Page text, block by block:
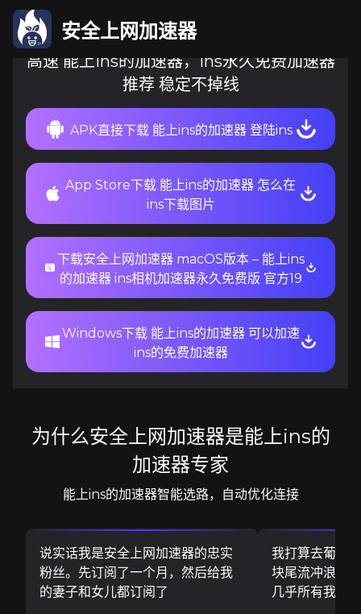
安全上网加速器
高速 能上ins的加速器，ins永久免费加速器
推荐 稳定不掉线
APK直接下载 能上ins的加速器 登陆ins
App Store下载 能上ins的加速器 怎么在
ins下载图片
下载安全上网加速器 macOS版本 – 能上ins
的加速器 ins相机加速器永久免费版 官方19
Windows下载 能上ins的加速器 可以加速
ins的免费加速器
为什么安全上网加速器是能上ins的
加速器专家
能上ins的加速器智能选路，自动优化连接
说实话我是安全上网加速器的忠实
粉丝。先订阅了一个月，然后给我
的妻子和女儿都订阅了
我打算去葡萄
块尾流冲浪板
几乎所有我需